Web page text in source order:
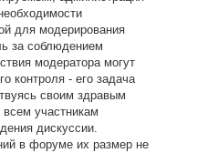
для модерирования
за соблюдением
модератора могут
контроля - его задача
своим здравым
участникам
дискуссии.
в форуме их размер не